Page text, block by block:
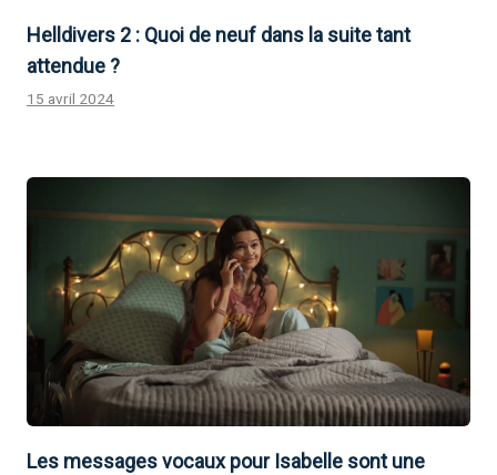
Helldivers 2 : Quoi de neuf dans la suite tant
attendue ?
15 avril 2024
Les messages vocaux pour Isabelle sont une